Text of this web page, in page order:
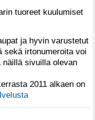
tuoreet kuulumiset
ja hyvin varustetut
sekä irtonumeroita voi
sivuilla olevan
2011 alkaen on